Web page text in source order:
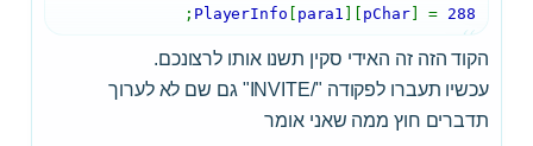
PlayerInfo para1 pChar] = 288
;
הקוד הזה זה האידי סקין תשנו אותו לרצונכם.
עכשיו תעברו לפקודה "/INVITE" גם שם לא לערוך
תדברים חוץ ממה שאני אומר